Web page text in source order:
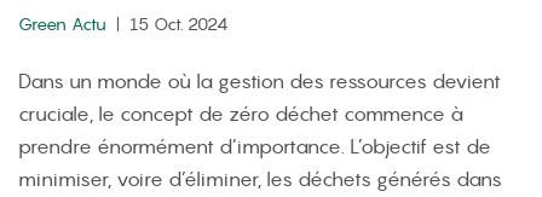
Green Actu 15 Oct. 2024
Dans un monde où la gestion des ressources devient
cruciale, le concept de zéro déchet commence à
prendre énormément d’importance. L’objectif est de
minimiser, voire d’éliminer, les déchets générés dans